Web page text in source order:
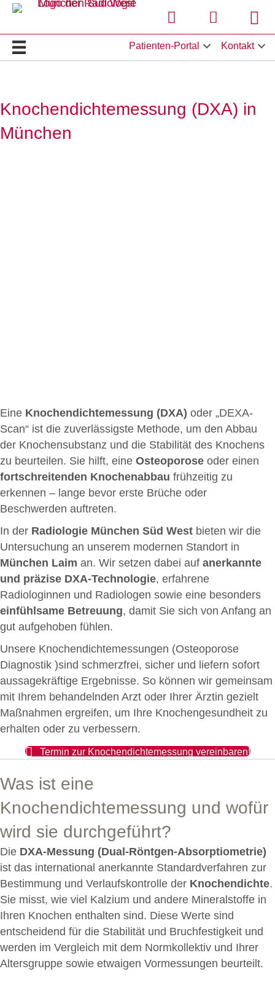
Patienten-Portal Kontakt
Knochendichtemessung (DXA) in
München
Eine Knochendichtemessung (DXA) oder „DEXA-
Scan“ ist die zuverlässigste Methode, um den Abbau
der Knochensubstanz und die Stabilität des Knochens
zu beurteilen. Sie hilft, eine Osteoporose oder einen
fortschreitenden Knochenabbau frühzeitig zu
erkennen – lange bevor erste Brüche oder
Beschwerden auftreten.
In der Radiologie München Süd West bieten wir die
Untersuchung an unserem modernen Standort in
München Laim an. Wir setzen dabei auf anerkannte
und präzise DXA-Technologie, erfahrene
Radiologinnen und Radiologen sowie eine besonders
einfühlsame Betreuung, damit Sie sich von Anfang an
gut aufgehoben fühlen.
Unsere Knochendichtemessungen (Osteoporose
Diagnostik )sind schmerzfrei, sicher und liefern sofort
aussagekräftige Ergebnisse. So können wir gemeinsam
mit Ihrem behandelnden Arzt oder Ihrer Ärztin gezielt
Maßnahmen ergreifen, um Ihre Knochengesundheit zu
erhalten oder zu verbessern.
Termin zur Knochendichtemessung vereinbaren!
Was ist eine
Knochendichtemessung und wofür
wird sie durchgeführt?
Die DXA-Messung (Dual-Röntgen-Absorptiometrie)
ist das international anerkannte Standardverfahren zur
Bestimmung und Verlaufskontrolle der Knochendichte.
Sie misst, wie viel Kalzium und andere Mineralstoffe in
Ihren Knochen enthalten sind. Diese Werte sind
entscheidend für die Stabilität und Bruchfestigkeit und
werden im Vergleich mit dem Normkollektiv und Ihrer
Altersgruppe sowie etwaigen Vormessungen beurteilt.